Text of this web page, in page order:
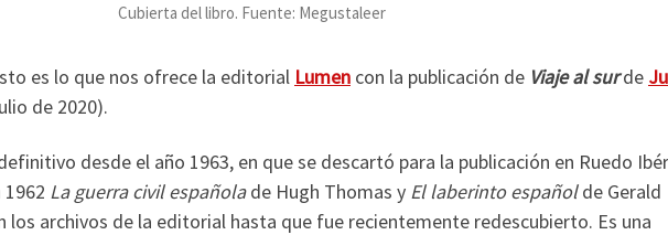
Cubierta del libro. Fuente: Megustaleer
es lo que nos ofrece la editorial Lumen con la publicación de Viaje al surde
de 2020).
desde el año 1963, en que se descartó para la publicación en Ruedo
La guerra civil españolade Hugh Thomas y El laberinto españolde Gerald
los archivos de la editorial hasta que fue recientemente redescubierto. Es una